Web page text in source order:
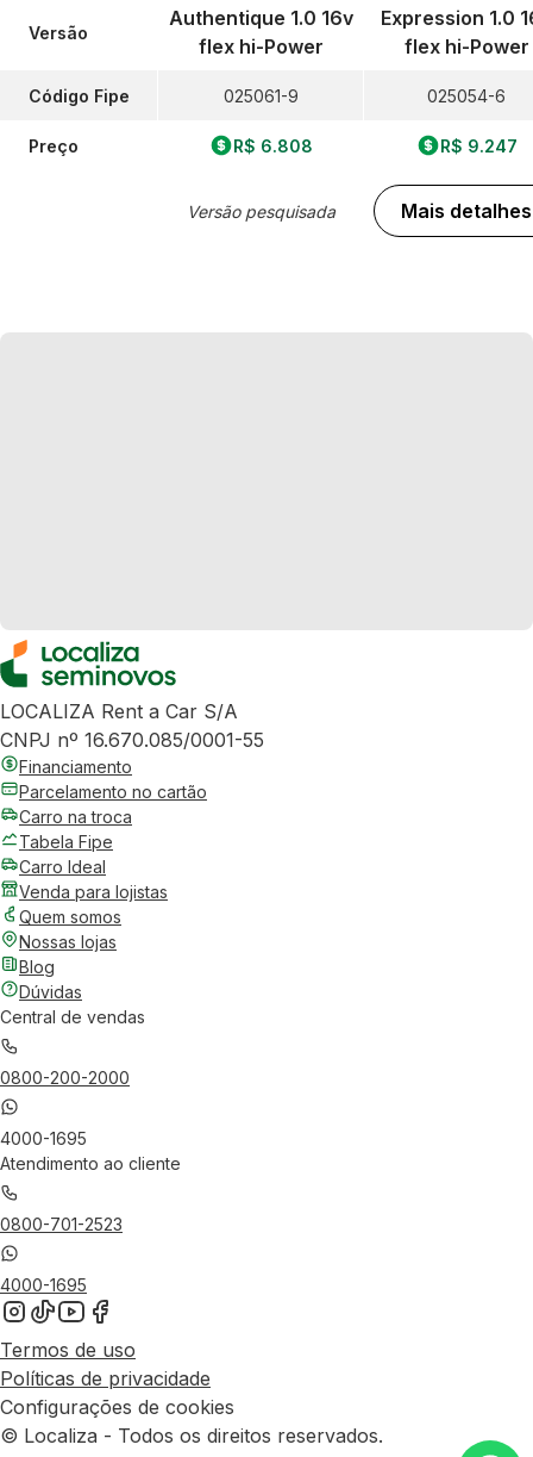
Versão
Código Fipe
Preço
Authentique 1.0 16v
flex hi-Power
025061-9
R$ 6.808
Versão pesquisada
Expression 1.0
flex hi-Power
025054-6
R$ 9.247
Mais detalhes
LOCALIZA Rent a Car S/A
CNPJ nº 16.670.085/0001-55
Financiamento
Parcelamento no cartão
Carro na troca
Tabela Fipe
Carro Ideal
Venda para lojistas
Quem somos
Nossas lojas
Blog
Dúvidas
Central de vendas
0800-200-2000
4000-1695
Atendimento ao cliente
0800-701-2523
4000-1695
Termos de uso
Políticas de privacidade
Configurações de cookies
© Localiza - Todos os direitos reservados.